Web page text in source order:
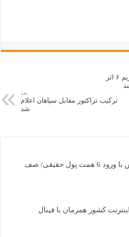
پایان بلاتکلیفی حرائم؛ حریم ۶ اثر
بعد
ترکیب تراکتور مقابل سپاهان اعلام
شد
رشد 130 هزار واحدی بورس با ورود 6 همت پول حقیقی/ صف
کشور همزمان با فینال